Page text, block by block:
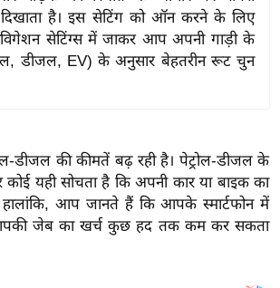
दिखाता है। इस सेटिंग को ऑन करने के लिए
सेटिंग्स में जाकर आप अपनी गाड़ी के
डीजल, EV) के अनुसार बेहतरीन रूट चुन
डीजल की कीमतें बढ़ रही है। पेट्रोल-डीजल के
यही सोचता है कि अपनी कार या बाइक का
आप जानते हैं कि आपके स्मार्टफोन में
जेब का खर्च कुछ हद तक कम कर सकता